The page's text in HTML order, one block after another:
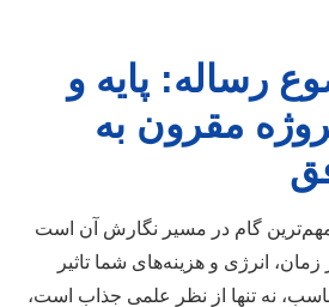
رساله: پایه و
مقرون به
گام در مسیر نگارش آن است
انرژی و هزینه‌های شما تاثیر
نه تنها از نظر علمی جذاب است،